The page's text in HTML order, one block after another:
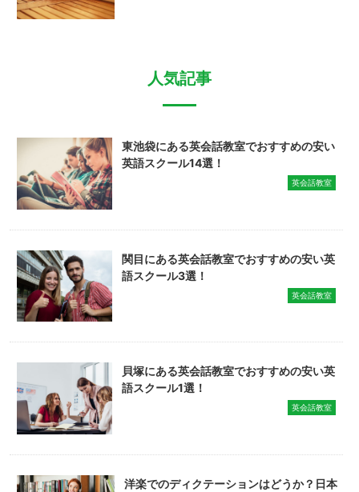
人気記事
東池袋にある英会話教室でおすすめの安い
英語スクール14選！
英会話教室
関目にある英会話教室でおすすめの安い英
語スクール3選！
英会話教室
貝塚にある英会話教室でおすすめの安い英
語スクール1選！
英会話教室
洋楽でのディクテーションはどうか？日本